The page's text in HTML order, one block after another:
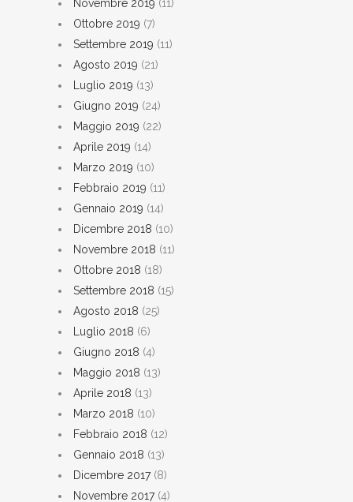
Novembre 2019 (11)
Ottobre 2019 (7)
Settembre 2019 (11)
Agosto 2019 (21)
Luglio 2019 (13)
Giugno 2019 (24)
Maggio 2019 (22)
Aprile 2019 (14)
Marzo 2019 (10)
Febbraio 2019 (11)
Gennaio 2019 (14)
Dicembre 2018 (10)
Novembre 2018 (11)
Ottobre 2018 (18)
Settembre 2018 (15)
Agosto 2018 (25)
Luglio 2018 (6)
Giugno 2018 (4)
Maggio 2018 (13)
Aprile 2018 (13)
Marzo 2018 (10)
Febbraio 2018 (12)
Gennaio 2018 (13)
Dicembre 2017(8)
Novembre 2017(4)